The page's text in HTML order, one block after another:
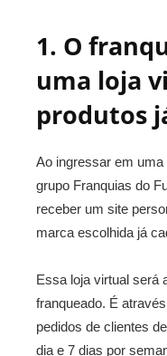
1. O
uma loja
produtos
Ao ingressar em
grupo Franquias do
receber um site
marca escolhida já
Essa loja virtual será
franqueado. É
pedidos de clientes
dia e 7 dias por